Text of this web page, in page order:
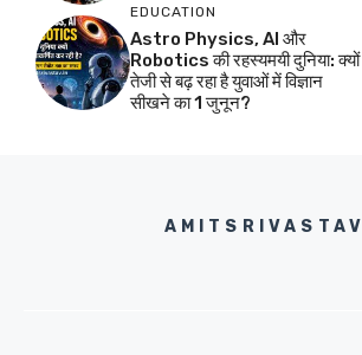
EDUCATION
Astro Physics, AI और
Robotics की रहस्यमयी दुनिया: क्यों
तेजी से बढ़ रहा है युवाओं में विज्ञान
सीखने का 1 जुनून?
AMITSRIVASTAV